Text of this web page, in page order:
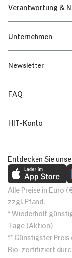
Verantwortung &
Unternehmen
Newsletter
FAQ
HIT-Konto
Entdecken Sie
Alle Preise in Euro
zzgl. Pfand.
* Wiederholt
Tage (Aktion)
** Günstigster
Bio-zertifiziert